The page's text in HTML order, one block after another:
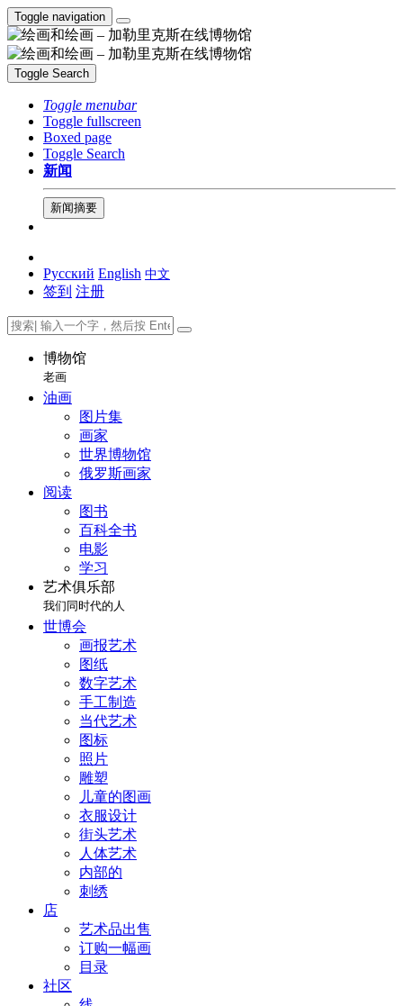
Toggle navigation
Toggle Search
Toggle menubar
Toggle fullscreen
Boxed page
Toggle Search
新闻
新闻摘要
Русский English 中文
签到 注册
博物馆
老画
油画
图片集
画家
世界博物馆
俄罗斯画家
阅读
图书
百科全书
电影
学习
艺术俱乐部
我们同时代的人
世博会
画报艺术
图纸
数字艺术
手工制造
当代艺术
图标
照片
雕塑
儿童的图画
衣服设计
街头艺术
人体艺术
内部的
刺绣
店
艺术品出售
订购一幅画
目录
社区